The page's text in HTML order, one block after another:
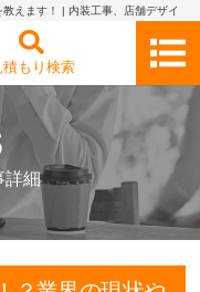
えます！ | 内装工事、店舗デザイ
積もり検索
詳細